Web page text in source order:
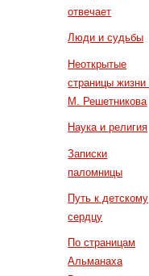
отвечает
Люди и судьбы
Неоткрытые
страницы жизни
М. Решетникова
Наука и религия
Записки
паломницы
Путь к детскому
сердцу
По страницам
Альманаха